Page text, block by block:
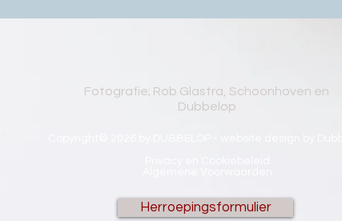
Fotografie; Rob Glastra, Schoonhoven en
Dubbelop
Herroepingsformulier